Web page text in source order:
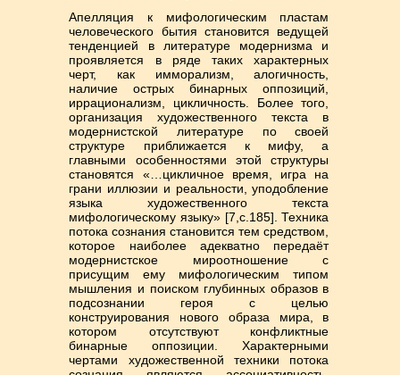
Апелляция к мифологическим пластам
человеческого бытия становится ведущей
тенденцией в литературе модернизма и
проявляется в ряде таких характерных
черт, как имморализм, алогичность,
наличие острых бинарных оппозиций,
иррационализм, цикличность. Более того,
организация художественного текста в
модернистской литературе по своей
структуре приближается к мифу, а
главными особенностями этой структуры
становятся «…цикличное время, игра на
грани иллюзии и реальности, уподобление
языка художественного текста
мифологическому языку» [7,с.185]. Техника
потока сознания становится тем средством,
которое наиболее адекватно передаёт
модернистское мироотношение с
присущим ему мифологическим типом
мышления и поиском глубинных образов в
подсознании героя с целью
конструирования нового образа мира, в
котором отсутствуют конфликтные
бинарные оппозиции. Характерными
чертами художественной техники потока